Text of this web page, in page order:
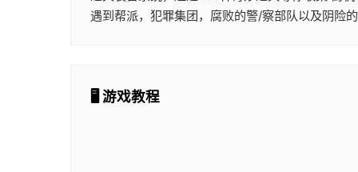
遇到帮派，犯罪集团，腐败的警/察部队以及阴险
🖥️ 游戏教程